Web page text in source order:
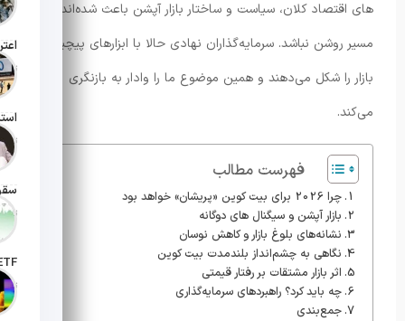
تاریخ
تاریخ
تاریخ
تاریخ
های اقتصاد کلان، سیاست و ساختار بازار آپشن باعث شده‌اند
مسیر روشن نباشد. سرمایه‌گذاران نهادی حالا با ابزارهای پیچیده
بازار را شکل می‌دهند و همین موضوع ما را وادار به بازنگری
می‌کند.
فهرست مطالب
چرا 2026 برای بیت کوین «پریشان» خواهد بود
بازار آپشن و سیگنال های دوگانه
نشانه‌های بلوغ بازار و کاهش نوسان
نگاهی به چشم‌انداز بلندمدت بیت کوین
اثر بازار مشتقات بر رفتار قیمتی
چه باید کرد؟ راهبردهای سرمایه‌گذاری
جمع‌بندی